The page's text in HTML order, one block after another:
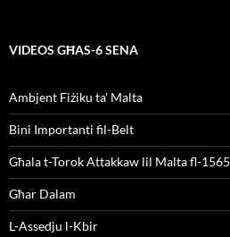
VIDEOS GĦAS-6 SENA
Ambjent Fiżiku ta' Malta
Bini Importanti fil-Belt
Għala t-Torok Attakkaw lil Malta fl-1565
Għar Dalam
L-Assedju l-Kbir